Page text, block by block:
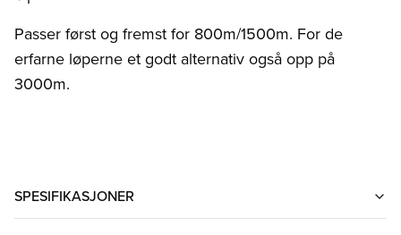
Passer først og fremst for 800m/1500m. For de
erfarne løperne et godt alternativ også opp på
3000m.
SPESIFIKASJONER